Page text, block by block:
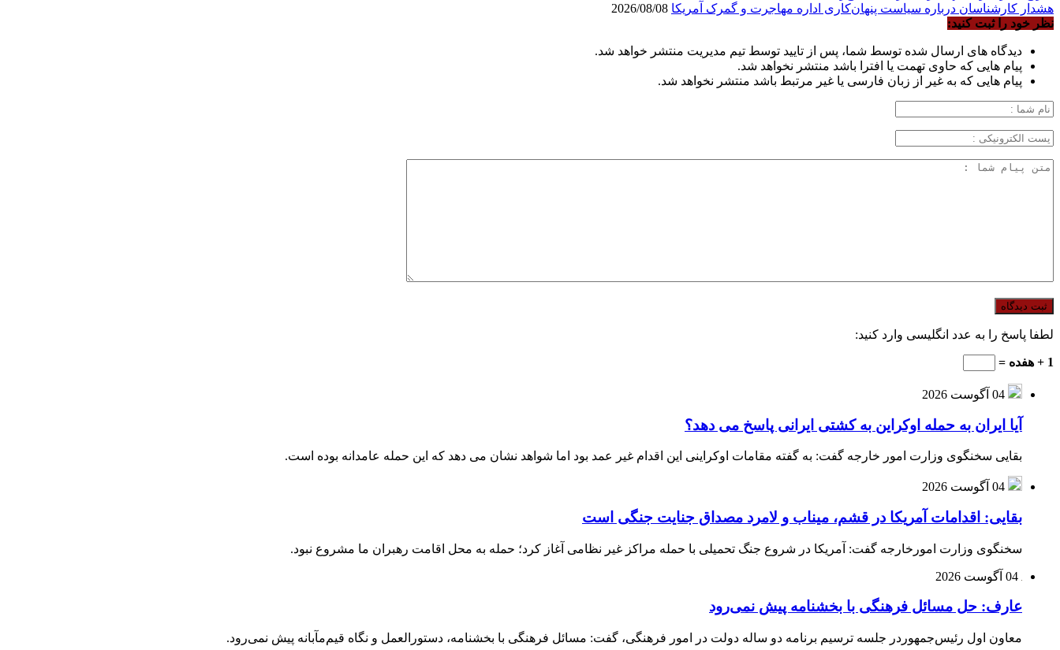
هشدار کارشناسان درباره سیاست پنهان‌کاری اداره مهاجرت و گمرک آمریکا
نظر خود را ثبت کنید:
دیدگاه های ارسال شده توسط شما، پس از تایید توسط تیم مدیریت منتشر خواهد شد.
پیام هایی که حاوی تهمت یا افترا باشد منتشر نخواهد شد.
پیام هایی که به غیر از زبان فارسی یا غیر مرتبط باشد منتشر نخواهد شد.
لطفا پاسخ را به عدد انگلیسی وارد کنید:
1 + هفده =
04 آگوست 2026
آیا ایران به حمله اوکراین به کشتی ایرانی پاسخ می دهد؟
بقایی سخنگوی وزارت امور خارجه گفت: به گفته مقامات اوکراینی این اقدام غیر عمد بود اما شواهد نشان می دهد که این حمله عامدانه بوده است.
04 آگوست 2026
بقایی: اقدامات آمریکا در قشم، میناب و لامرد مصداق جنایت جنگی است
سخنگوی وزارت امورخارجه گفت: آمریکا در شروع جنگ تحمیلی با حمله مراکز غیر نظامی آغاز کرد؛ حمله به محل اقامت رهبران ما مشروع نبود.
04 آگوست 2026
عارف: حل مسائل فرهنگی با بخشنامه پیش نمی‌رود
معاون اول رئیس‌جمهوردر جلسه ترسیم برنامه دو ساله دولت در امور فرهنگی، گفت: مسائل فرهنگی با بخشنامه، دستورالعمل و نگاه قیم‌مآبانه پیش نمی‌رود.